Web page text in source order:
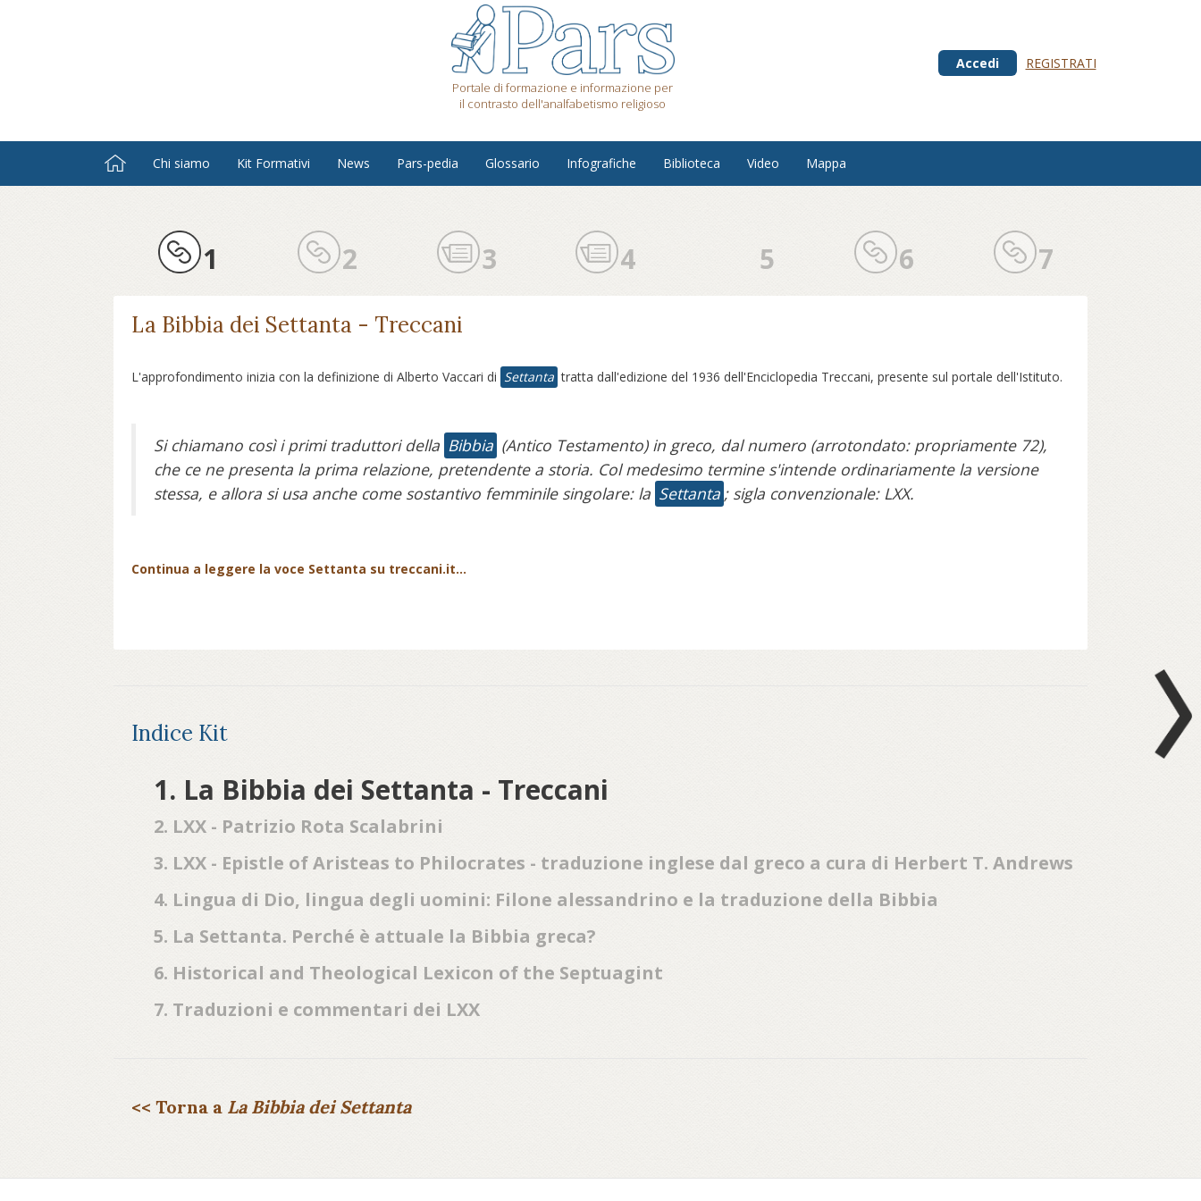
Portale di formazione e informazione per
il contrasto dell'analfabetismo religioso
Accedi REGISTRATI
Chi siamo Kit Formativi News Pars-pedia Glossario Infografiche Biblioteca Video Mappa
1 2 3 4 5 6 7
La Bibbia dei Settanta - Treccani
L'approfondimento inizia con la definizione di Alberto Vaccari di Settanta tratta dall'edizione del 1936 dell'Enciclopedia Treccani, presente sul portale dell'Istituto.
Si chiamano così i primi traduttori della Bibbia (Antico Testamento) in greco, dal numero (arrotondato: propriamente 72),
che ce ne presenta la prima relazione, pretendente a storia. Col medesimo termine s'intende ordinariamente la versione
stessa, e allora si usa anche come sostantivo femminile singolare: la Settanta ; sigla convenzionale: LXX.
Continua a leggere la voce Settanta su treccani.it...
Indice Kit
1. La Bibbia dei Settanta - Treccani
2. LXX - Patrizio Rota Scalabrini
3. LXX - Epistle of Aristeas to Philocrates - traduzione inglese dal greco a cura di Herbert T. Andrews
4. Lingua di Dio, lingua degli uomini: Filone alessandrino e la traduzione della Bibbia
5. La Settanta. Perché è attuale la Bibbia greca?
6. Historical and Theological Lexicon of the Septuagint
7. Traduzioni e commentari dei LXX
<< Torna a La Bibbia dei Settanta